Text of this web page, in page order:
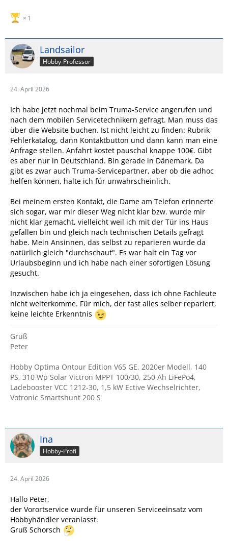
1
Landsailor
Hobby-Professor
24. April 2026
Ich habe jetzt nochmal beim Truma-Service angerufen und
nach dem mobilen Servicetechnikern gefragt. Man muss das
über die Website buchen. Ist nicht leicht zu finden: Rubrik
Fehlerkatalog, dann Kontaktbutton und dann kann man eine
Anfrage stellen. Anfahrt kostet pauschal knappe 100€. Gibt
es aber nur in Deutschland. Bin gerade in Dänemark. Da
gibt es zwar auch Truma-Servicepartner, aber ob die adhoc
helfen können, halte ich für unwahrscheinlich.
Bei meinem ersten Kontakt, die Dame am Telefon erinnerte
sich sogar, war mir dieser Weg nicht klar bzw. wurde mir
nicht klar gemacht, vielleicht weil ich mit der Tür ins Haus
gefallen bin und gleich nach technischen Details gefragt
habe. Mein Ansinnen, das selbst zu reparieren wurde da
natürlich gleich "durchschaut". Es war halt ein Tag vor
Urlaubsbeginn und ich habe nach einer sofortigen Lösung
gesucht.
Inzwischen habe ich ja eingesehen, dass ich ohne Fachleute
nicht weiterkomme. Für mich, der fast alles selber repariert,
keine leichte Erkenntnis
Gruß
Peter
Hobby Optima Ontour Edition V65 GE, 2020er Modell, 140
PS, 310 Wp Solar Victron MPPT 100/30, 250 Ah LiFePo4,
Ladebooster VCC 1212-30, 1,5 kW Ective Wechselrichter,
Votronic Smartshunt 200 S
Ina
Hobby-Profi
24. April 2026
Hallo Peter,
der Vorortservice wurde für unseren Serviceeinsatz vom
Hobbyhändler veranlasst.
Gruß Schorsch